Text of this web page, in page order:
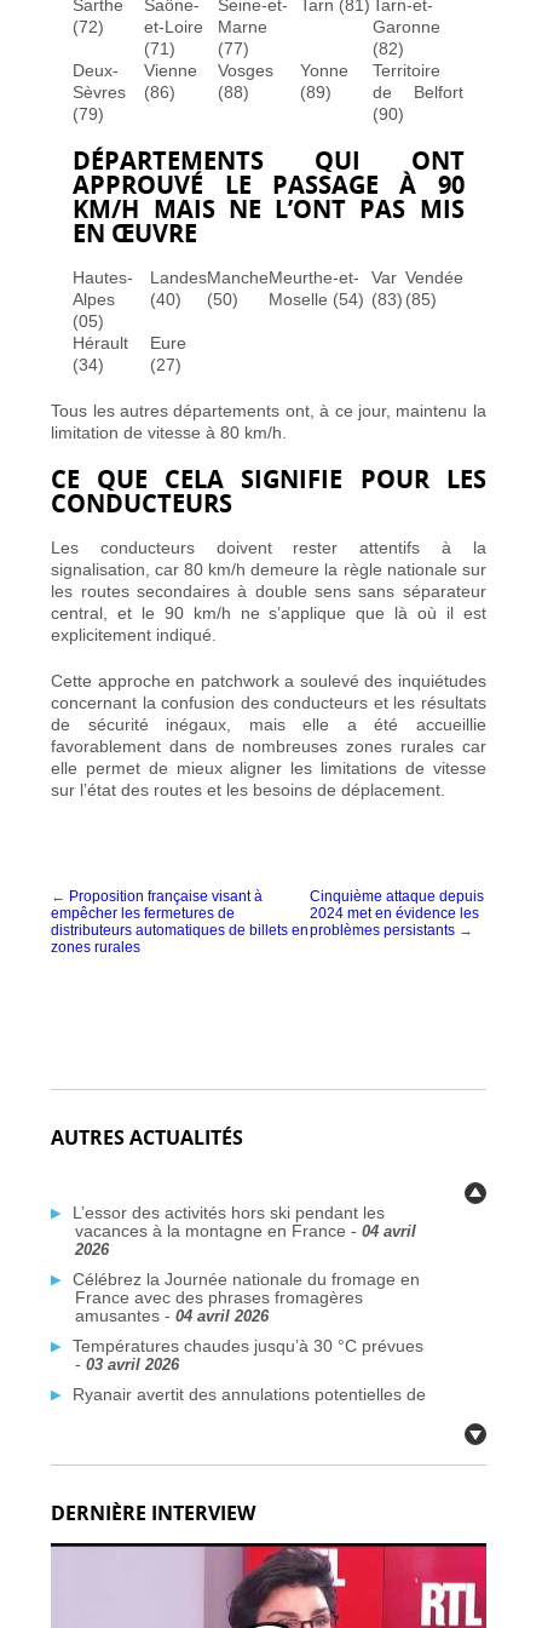
Sarthe
(72)
Saône-
et-Loire
(71)
Seine-et-
Marne
(77)
Tarn (81)
Tarn-et-
Garonne
(82)
Deux-
Sèvres
(79)
Vienne
(86)
Vosges
(88)
Yonne
(89)
Territoire
de Belfort
(90)
DÉPARTEMENTS QUI ONT
APPROUVÉ LE PASSAGE À 90
KM/H MAIS NE L’ONT PAS MIS
EN ŒUVRE
Hautes-
Alpes
(05)
Landes
(40)
Manche
(50)
Meurthe-et-
Moselle (54)
Var
(83)
Vendée
(85)
Hérault
(34)
Eure
(27)
Tous les autres départements ont, à ce jour, maintenu la
limitation de vitesse à 80 km/h.
CE QUE CELA SIGNIFIE POUR LES
CONDUCTEURS
Les conducteurs doivent rester attentifs à la
signalisation, car 80 km/h demeure la règle nationale sur
les routes secondaires à double sens sans séparateur
central, et le 90 km/h ne s’applique que là où il est
explicitement indiqué.
Cette approche en patchwork a soulevé des inquiétudes
concernant la confusion des conducteurs et les résultats
de sécurité inégaux , mais elle a été accueillie
favorablement dans de nombreuses zones rurales car
elle permet de mieux aligner les limitations de vitesse
sur l’état des routes et les besoins de déplacement.
← Proposition française visant à
empêcher les fermetures de
distributeurs automatiques de billets en
zones rurales
Cinquième attaque depuis
2024 met en évidence les
problèmes persistants→
AUTRES ACTUALITÉS
L’essor des activités hors ski pendant les
vacances à la montagne en France -04 avril
2026
Célébrez la Journée nationale du fromage en
France avec des phrases fromagères
amusantes -04 avril 2026
Températures chaudes jusqu’à 30 °C prévues
-03 avril 2026
Ryanair avertit des annulations potentielles de
Plus de traversées Dunkerque–Rosslare
Des communes françaises face à la crise de
Citoyens britanniques à double nationalité :
défis de voyage face aux nouvelles règles de
02 avril 2026
Fermetures de bars en France après des
DERNIÈRE INTERVIEW